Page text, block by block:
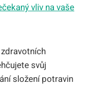
vliv na vaše
svůj
složení potravin